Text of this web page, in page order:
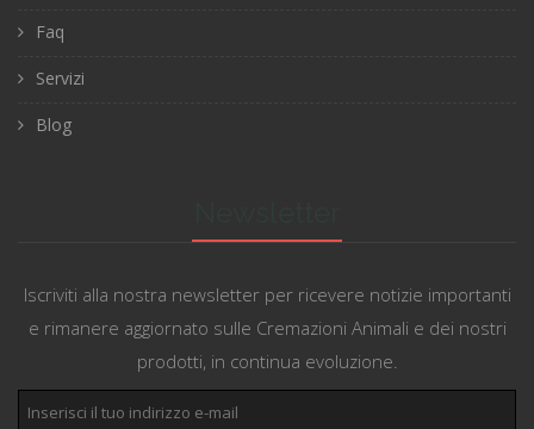
Faq
Servizi
Blog
Iscriviti alla nostra newsletter per ricevere notizie importanti
e rimanere aggiornato sulle Cremazioni Animali e dei nostri
prodotti, in continua evoluzione.